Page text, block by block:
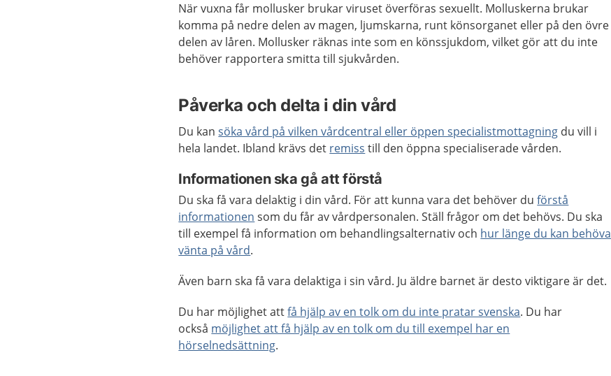
När vuxna får mollusker brukar viruset överföras sexuellt. Molluskerna brukar
komma på nedre delen av magen, ljumskarna, runt könsorganet eller på den övre
delen av låren. Mollusker räknas inte som en könssjukdom, vilket gör att du inte
behöver rapportera smitta till sjukvården.
Påverka och delta i din vård
Du kansöka vård på vilken vårdcentral eller öppen specialistmottagning du vill i
hela landet. Ibland krävs det remiss till den öppna specialiserade vården.
Informationen ska gå att förstå
Du ska få vara delaktig i din vård. För att kunna vara det behöver duförstå
informationen som du får av vårdpersonalen. Ställ frågor om det behövs. Du ska
till exempel få information om behandlingsalternativ och hur länge du kan behöva
vänta på vård.
Även barn ska få vara delaktiga i sin vård. Ju äldre barnet är desto viktigare är det.
Du har möjlighet attfå hjälp av en tolk om du inte pratar svenska. Du har
också möjlighet att få hjälp av en tolk om du till exempel har en
hörselnedsättning.